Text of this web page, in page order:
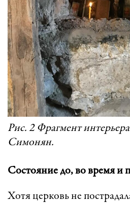
Рис. 2 Фрагмент
Симонян.
Состояние до, во время и
Хотя церковь не